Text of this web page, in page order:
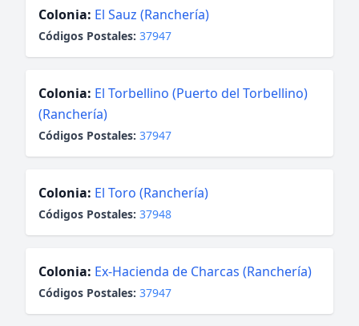
Colonia: El Sauz (Ranchería)
Códigos Postales: 37947
Colonia: El Torbellino (Puerto del Torbellino)
(Ranchería)
Códigos Postales: 37947
Colonia: El Toro (Ranchería)
Códigos Postales: 37948
Colonia: Ex-Hacienda de Charcas (Ranchería)
Códigos Postales: 37947